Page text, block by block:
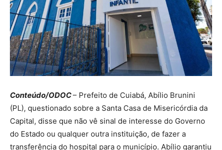
Conteúdo/ODOC– Prefeito de Cuiabá, Abílio Brunini
(PL), questionado sobre a Santa Casa de Misericórdia da
Capital, disse que não vê sinal de interesse do Governo
do Estado ou qualquer outra instituição, de fazer a
transferência do hospital para o município. Abílio garantiu